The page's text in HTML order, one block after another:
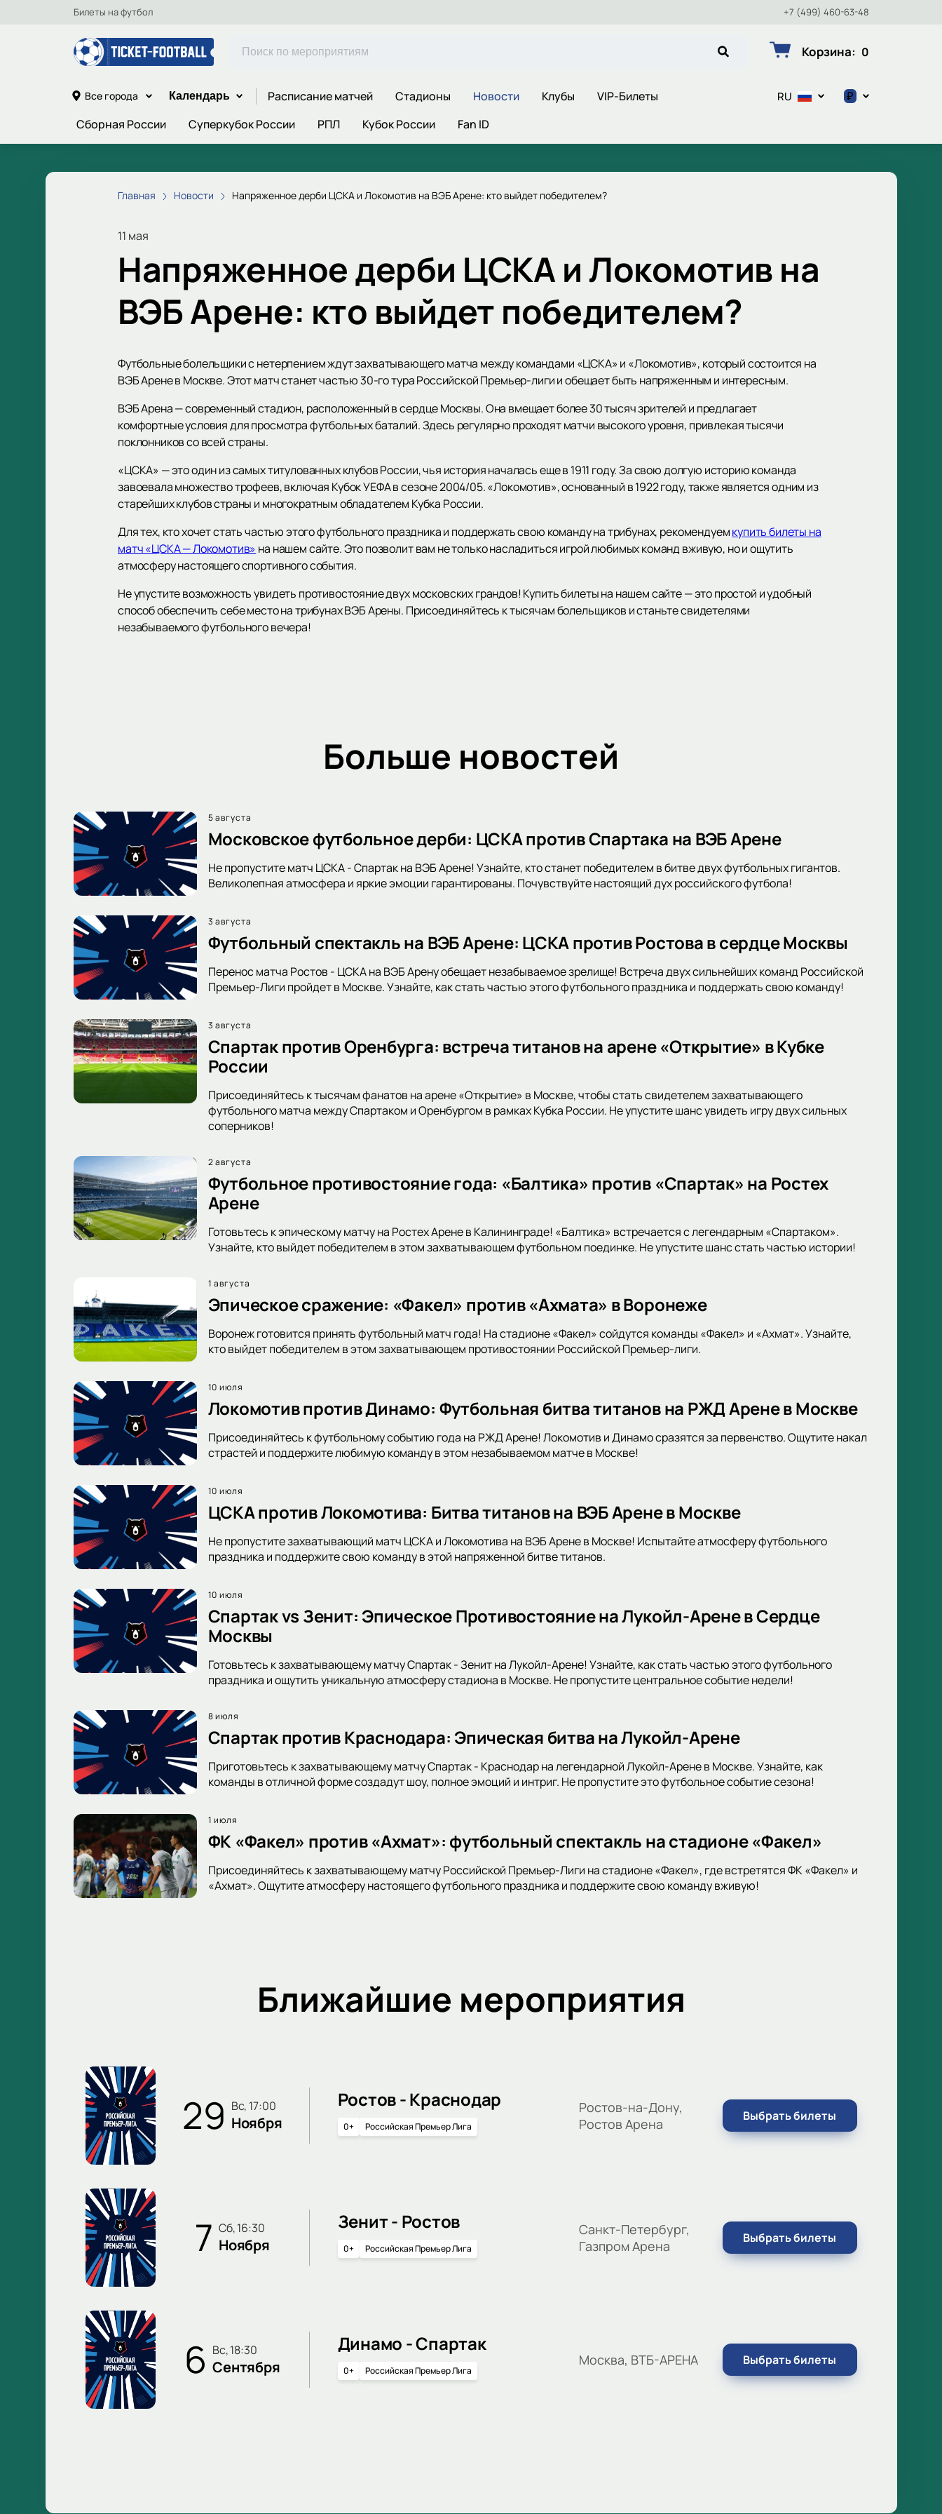
Билеты на футбол +7 (499) 460-63-48
Корзина: 0
Все города Календарь Расписание матчей Стадионы Новости Клубы
VIP-Билеты
Сборная России
Суперкубок России РПЛ Кубок России Fan ID
RU ₽
Главная Новости Напряженное дерби ЦСКА и Локомотив на ВЭБ Арене: кто выйдет победителем?
11 мая
Напряженное дерби ЦСКА и Локомотив на
ВЭБ Арене: кто выйдет победителем?
Футбольные болельщики с нетерпением ждут захватывающего матча между командами «ЦСКА» и «Локомотив», который состоится на
ВЭБ Арене в Москве. Этот матч станет частью 30-го тура Российской Премьер-лиги и обещает быть напряженным и интересным.
ВЭБ Арена — современный стадион, расположенный в сердце Москвы. Она вмещает более 30 тысяч зрителей и предлагает
комфортные условия для просмотра футбольных баталий. Здесь регулярно проходят матчи высокого уровня, привлекая тысячи
поклонников со всей страны.
«ЦСКА» — это один из самых титулованных клубов России, чья история началась еще в 1911 году. За свою долгую историю команда
завоевала множество трофеев, включая Кубок УЕФА в сезоне 2004/05. «Локомотив», основанный в 1922 году, также является одним из
старейших клубов страны и многократным обладателем Кубка России.
Для тех, кто хочет стать частью этого футбольного праздника и поддержать свою команду на трибунах, рекомендуемкупить билеты на
матч «ЦСКА — Локомотив» на нашем сайте. Это позволит вам не только насладиться игрой любимых команд вживую, но и ощутить
атмосферу настоящего спортивного события.
Не упустите возможность увидеть противостояние двух московских грандов! Купить билеты на нашем сайте — это простой и удобный
способ обеспечить себе место на трибунах ВЭБ Арены. Присоединяйтесь к тысячам болельщиков и станьте свидетелями
незабываемого футбольного вечера!
Больше новостей
5 августа
Московское футбольное дерби: ЦСКА против Спартака на ВЭБ Арене
Не пропустите матч ЦСКА - Спартак на ВЭБ Арене! Узнайте, кто станет победителем в битве двух футбольных гигантов.
Великолепная атмосфера и яркие эмоции гарантированы. Почувствуйте настоящий дух российского футбола!
3 августа
Футбольный спектакль на ВЭБ Арене: ЦСКА против Ростова в сердце Москвы
Перенос матча Ростов - ЦСКА на ВЭБ Арену обещает незабываемое зрелище! Встреча двух сильнейших команд Российской
Премьер-Лиги пройдет в Москве. Узнайте, как стать частью этого футбольного праздника и поддержать свою команду!
3 августа
Спартак против Оренбурга: встреча титанов на арене «Открытие» в Кубке
России
Присоединяйтесь к тысячам фанатов на арене «Открытие» в Москве, чтобы стать свидетелем захватывающего
футбольного матча между Спартаком и Оренбургом в рамках Кубка России. Не упустите шанс увидеть игру двух сильных
соперников!
2 августа
Футбольное противостояние года: «Балтика» против «Спартак» на Ростех
Арене
Готовьтесь к эпическому матчу на Ростех Арене в Калининграде! «Балтика» встречается с легендарным «Спартаком».
Узнайте, кто выйдет победителем в этом захватывающем футбольном поединке. Не упустите шанс стать частью истории!
1 августа
Эпическое сражение: «Факел» против «Ахмата» в Воронеже
Воронеж готовится принять футбольный матч года! На стадионе «Факел» сойдутся команды «Факел» и «Ахмат». Узнайте,
кто выйдет победителем в этом захватывающем противостоянии Российской Премьер-лиги.
10 июля
Локомотив против Динамо: Футбольная битва титанов на РЖД Арене в Москве
Присоединяйтесь к футбольному событию года на РЖД Арене! Локомотив и Динамо сразятся за первенство. Ощутите накал
страстей и поддержите любимую команду в этом незабываемом матче в Москве!
10 июля
ЦСКА против Локомотива: Битва титанов на ВЭБ Арене в Москве
Не пропустите захватывающий матч ЦСКА и Локомотива на ВЭБ Арене в Москве! Испытайте атмосферу футбольного
праздника и поддержите свою команду в этой напряженной битве титанов.
10 июля
Спартак vs Зенит: Эпическое Противостояние на Лукойл-Арене в Сердце
Москвы
Готовьтесь к захватывающему матчу Спартак - Зенит на Лукойл-Арене! Узнайте, как стать частью этого футбольного
праздника и ощутить уникальную атмосферу стадиона в Москве. Не пропустите центральное событие недели!
8 июля
Спартак против Краснодара: Эпическая битва на Лукойл-Арене
Приготовьтесь к захватывающему матчу Спартак - Краснодар на легендарной Лукойл-Арене в Москве. Узнайте, как
команды в отличной форме создадут шоу, полное эмоций и интриг. Не пропустите это футбольное событие сезона!
1 июля
ФК «Факел» против «Ахмат»: футбольный спектакль на стадионе «Факел»
Присоединяйтесь к захватывающему матчу Российской Премьер-Лиги на стадионе «Факел», где встретятся ФК «Факел» и
«Ахмат». Ощутите атмосферу настоящего футбольного праздника и поддержите свою команду вживую!
Ближайшие мероприятия
29 вс, 17:00
Ноября
Ростов - Краснодар
0+ Российская Премьер Лига
Ростов-на-Дону,
Ростов Арена
Выбрать билеты
7 сб, 16:30
Ноября
Зенит - Ростов
0+ Российская Премьер Лига
Санкт-Петербург,
Газпром Арена
Выбрать билеты
6 вс, 18:30
Сентября
Динамо - Спартак
0+ Российская Премьер Лига
Москва, ВТБ-АРЕНА Выбрать билеты